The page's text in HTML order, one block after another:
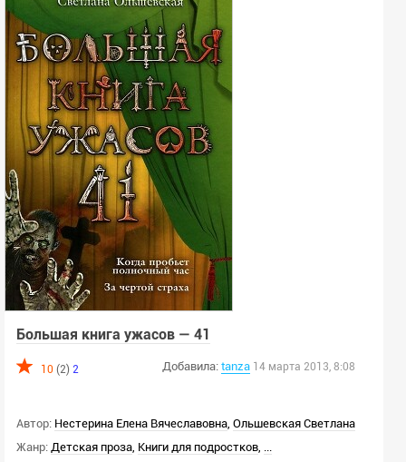
Большая книга ужасов — 41
10 (2)2 Добавила: tanza 14 марта 2013, 8:08
Автор: Нестерина Елена Вячеславовна,Ольшевская Светлана
Жанр: Детская проза, Книги для подростков, ...